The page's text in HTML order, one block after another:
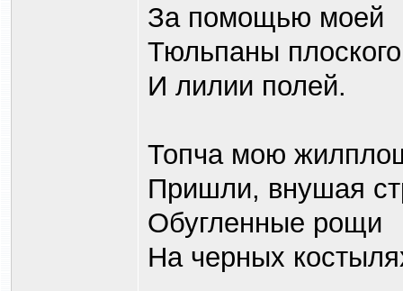
За помощью моей
Тюльпаны
И лилии полей.
Топча мою
Пришли, внушая
Обугленные рощи
На черных